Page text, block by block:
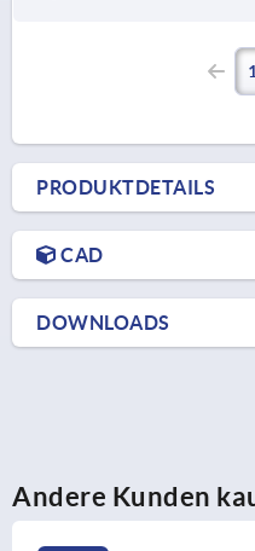
1
PRODUKTDETAILS
CAD
DOWNLOADS
Andere Kunden